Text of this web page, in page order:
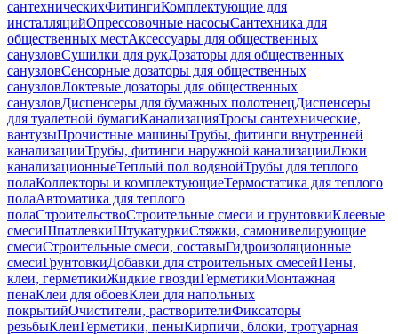
сантехническихФитингиКомплектующие для
инсталляцийОпрессовочные насосыСантехника для
общественных местАксессуары для общественных
санузловСушилки для рукДозаторы для общественных
санузловСенсорные дозаторы для общественных
санузловЛоктевые дозаторы для общественных
санузловДиспенсеры для бумажных полотенецДиспенсеры
для туалетной бумагиКанализацияТросы сантехнические,
вантузыПрочистные машиныТрубы, фитинги внутренней
канализацииТрубы, фитинги наружной канализацииЛюки
канализационныеТеплый пол водянойТрубы для теплого
полаКоллекторы и комплектующиеТермостатика для теплого
полаАвтоматика для теплого
полаСтроительствоСтроительные смеси и грунтовкиКлеевые
смесиШпатлевкиШтукатуркиСтяжки, самонивелирующие
смесиСтроительные смеси, составыГидроизоляционные
смесиГрунтовкиДобавки для строительных смесейПены,
клеи, герметикиЖидкие гвоздиГерметикиМонтажная
пенаКлеи для обоевКлеи для напольных
покрытийОчистители, растворителиФиксаторы
резьбыКлеиГерметики, пеныКирпичи, блоки, тротуарная